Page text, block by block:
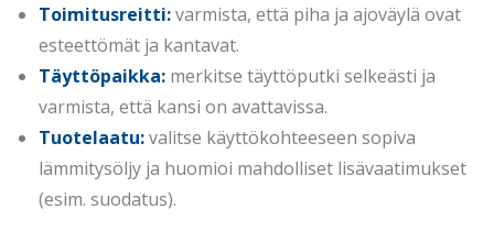
Toimitusreitti:varmista, että piha ja ajoväylä ovat
esteettömät ja kantavat.
Täyttöpaikka: merkitse täyttöputki selkeästi ja
varmista, että kansi on avattavissa.
Tuotelaatu:valitse käyttökohteeseen sopiva
lämmitysöljy ja huomioi mahdolliset lisävaatimukset
(esim. suodatus).